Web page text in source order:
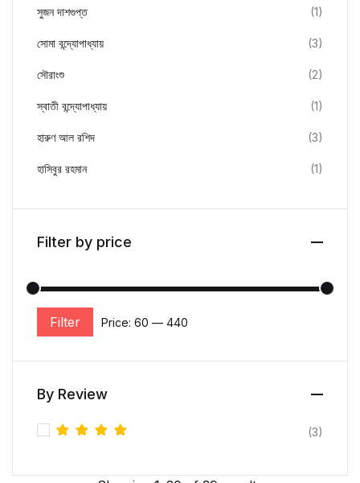
সুজন দাশগুপ্ত (1)
সোমা বন্দ্যোপাধ্যায় (3)
সৌরাংশু (2)
স্বাতী বন্দ্যোপাধ্যায় (1)
হারুণ আল রশিদ (3)
হাসিবুর রহমান (1)
Filter by price
Filter Price: ₹60 — ₹440
By Review
(3)